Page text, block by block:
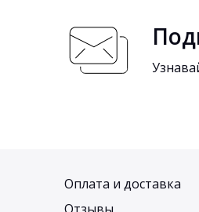
Оплата и доставка